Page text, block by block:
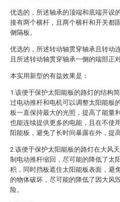
优选的，所述轴承的顶端和底端开设
接有两个横杆，且两个横杆和开关都
侧隔板。
优选的，所述转动轴贯穿轴承且转动
且所述转动轴贯穿轴承一侧的端部正
本实用新型的有益效果是：
1.该便于保护太阳能板的路灯的结构
过电动推杆和电机可以调整太阳能板
板一直保持最大的光照，提高了能量
也能连续提供更多的电能，且在不使
阳能板，避免了长时间暴露在外，提
2.该便于保护太阳能板的路灯在大风
制电动推杆缩回，尽可能的降低了太
积，同时挡板遮住太阳能板表面，避
的物体破坏，尽可能的降低了因大风
险。